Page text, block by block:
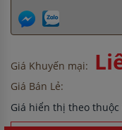
Giá Khuyến mại:
Giá Bán Lẻ:
Giá hiển thị theo